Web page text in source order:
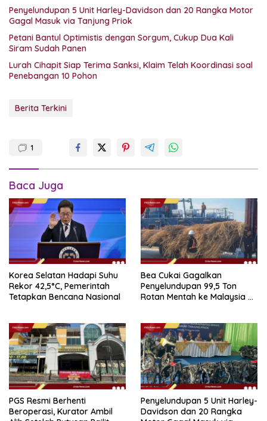
Penyelundupan 5 Unit Harley-Davidson dan 20 Rangka Motor
Gagal Masuk via Tanjung Priok
Petani Bantul Optimistis dengan Sorgum, Cukup Dua Kali
Siram Sudah Panen
Lurah Cihapit Siap Terima Sanksi, Klaim Telah Koordinasi soal
Penebangan 10 Pohon
Berita Terkini
1
Baca Juga
Korea Selatan Hadapi Suhu
Rekor 42,5°C, Pemerintah
Tetapkan Bencana Nasional
Bea Cukai Gagalkan
Penyelundupan 99,5 Ton
Rotan Mentah ke Malaysia di
PGS Resmi Berhenti
Beroperasi, Kurator Ambil
Penyelundupan 5 Unit Harley-
Davidson dan 20 Rangka